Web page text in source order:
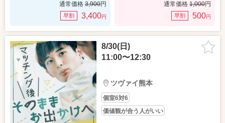
通常価格 3,900円
早割 3,400円
通常価格 1,000円
早割 500円
8/30(日)
11:00〜12:30
ツヴァイ熊本
個室6対6
価値観が合う人がいい